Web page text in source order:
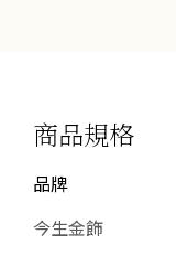
商品規格
品牌
今生金飾